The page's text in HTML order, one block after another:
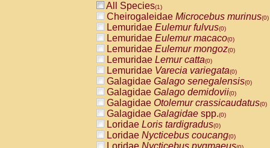
All Species(1)
Cheirogaleidae Microcebus murinus(0)
Lemuridae Eulemur fulvus(0)
Lemuridae Eulemur macaco(0)
Lemuridae Eulemur mongoz(0)
Lemuridae Lemur catta(0)
Lemuridae Varecia variegata(0)
Galagidae Galago senegalensis(0)
Galagidae Galago demidovii(0)
Galagidae Otolemur crassicaudatus(0)
Galagidae Galagidae spp.(0)
Loridae Loris tardigradus(0)
Loridae Nycticebus coucang(0)
Loridae Nycticebus pygmaeus